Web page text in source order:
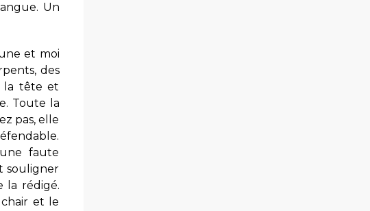
Un
et moi
des
la tête et
Toute la
pas, elle
faute
souligner
la rédigé.
et le